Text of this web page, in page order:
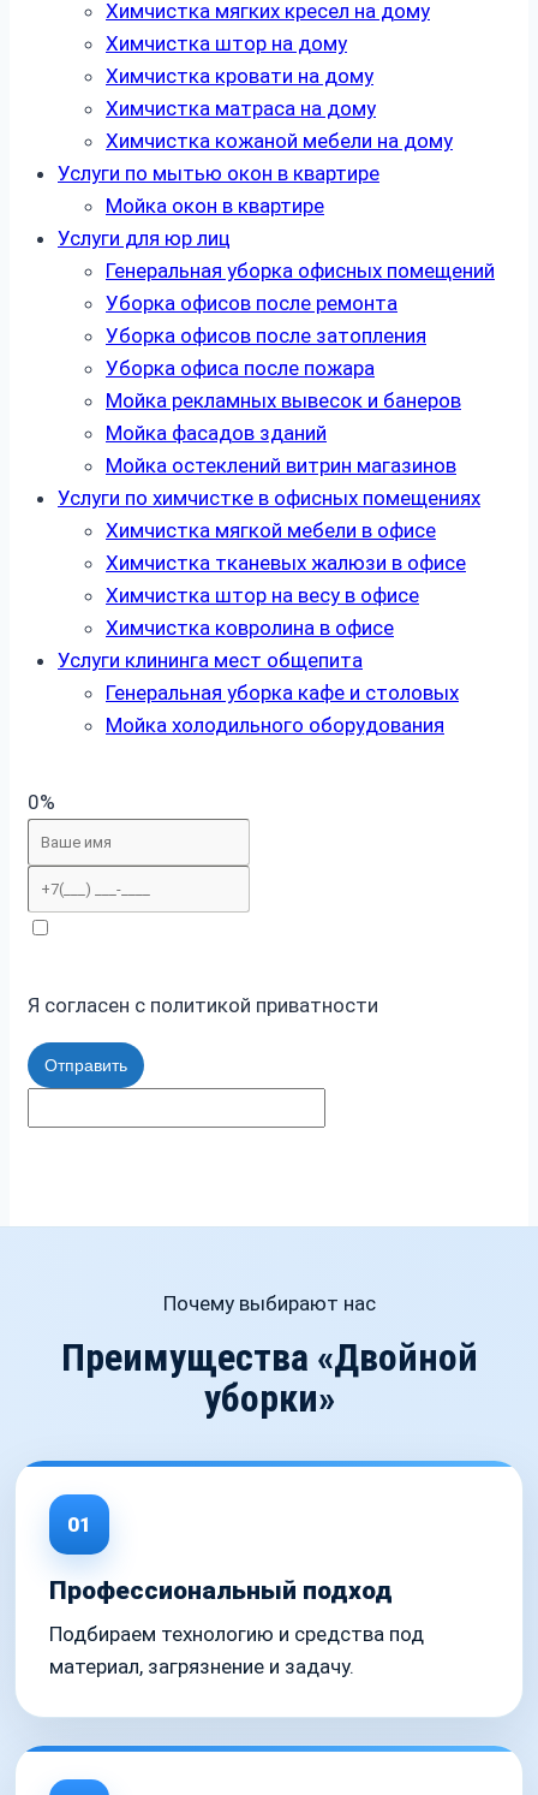
Химчистка мягких кресел на дому
Химчистка штор на дому
Химчистка кровати на дому
Химчистка матраса на дому
Химчистка кожаной мебели на дому
Услуги по мытью окон в квартире
Мойка окон в квартире
Услуги для юр лиц
Генеральная уборка офисных помещений
Уборка офисов после ремонта
Уборка офисов после затопления
Уборка офиса после пожара
Мойка рекламных вывесок и банеров
Мойка фасадов зданий
Мойка остеклений витрин магазинов
Услуги по химчистке в офисных помещениях
Химчистка мягкой мебели в офисе
Химчистка тканевых жалюзи в офисе
Химчистка штор на весу в офисе
Химчистка ковролина в офисе
Услуги клининга мест общепита
Генеральная уборка кафе и столовых
Мойка холодильного оборудования
0%
Я согласен с политикой приватности
Отправить
Почему выбирают нас
Преимущества «Двойной
уборки»
01
Профессиональный подход
Подбираем технологию и средства под
материал, загрязнение и задачу.